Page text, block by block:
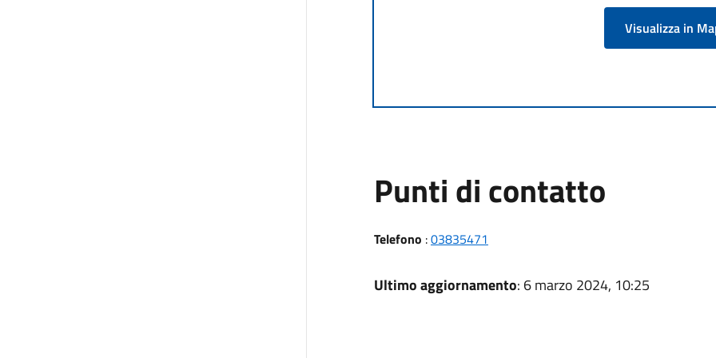
Visualizza in
Punti di contatto
Telefono :03835471
Ultimo aggiornamento: 6 marzo 2024, 10:25